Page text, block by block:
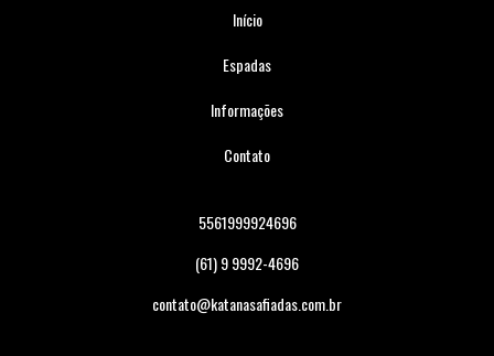
Início
Espadas
Informações
Contato
5561999924696
(61) 9 9992-4696
contato@katanasafiadas.com.br